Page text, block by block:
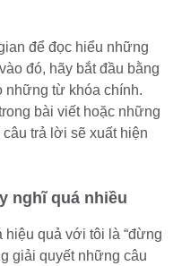
để đọc hiểu những
đó, hãy bắt đầu bằng
những từ khóa chính.
bài viết hoặc những
trả lời sẽ xuất hiện
nghĩ quá nhiều
quả với tôi là “đừng
giải quyết những câu